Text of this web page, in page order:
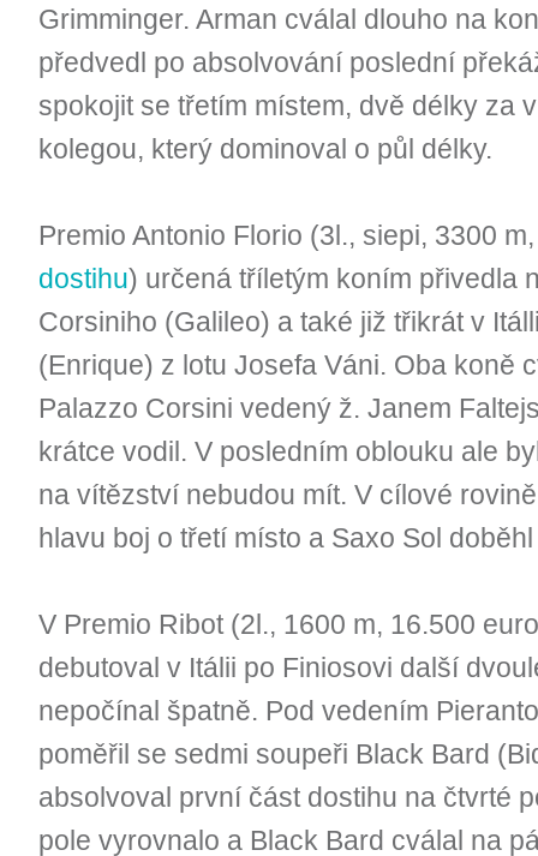
Grimminger. Arman cválal dlouho na
předvedl po absolvování poslední
spokojit se třetím místem, dvě délky za
kolegou, který dominoval o půl délky.
Premio Antonio Florio (3l., siepi, 3300
dostihu) určená tříletým koním přivedla
Corsiniho (Galileo) a také již třikrát v
(Enrique) z lotu Josefa Váni. Oba koně
Palazzo Corsini vedený ž. Janem
krátce vodil. V posledním oblouku ale
na vítězství nebudou mít. V cílové
hlavu boj o třetí místo a Saxo Sol
V Premio Ribot (2l., 1600 m, 16.500
debutoval v Itálii po Finiosovi další
nepočínal špatně. Pod vedením
poměřil se sedmi soupeři Black Bard
absolvoval první část dostihu na čtvrté
pole vyrovnalo a Black Bard cválal na